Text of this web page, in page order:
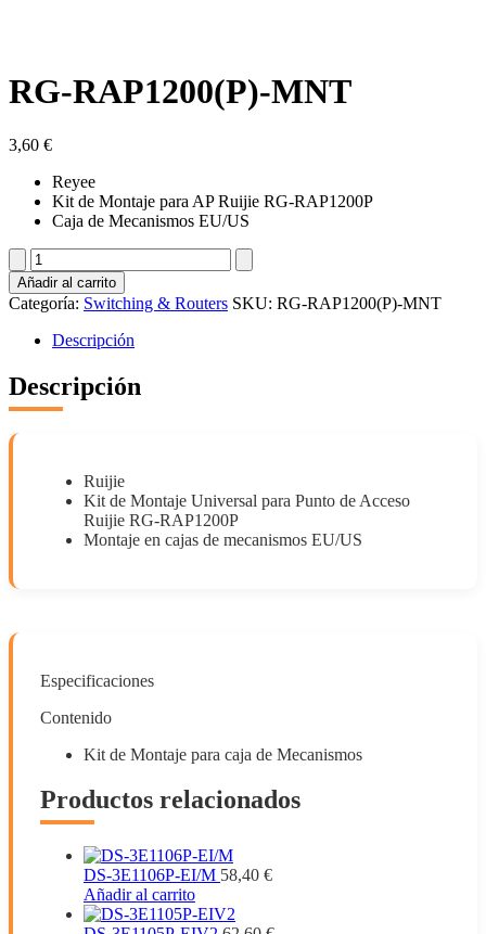
RG-RAP1200(P)-MNT
3,60 €
Reyee
Kit de Montaje para AP Ruijie RG-RAP1200P
Caja de Mecanismos EU/US
RG-
RAP1200(P)-
MNT
cantidad
Añadir al carrito
Categoría: Switching & Routers SKU: RG-RAP1200(P)-MNT
Descripción
Descripción
Ruijie
Kit de Montaje Universal para Punto de Acceso
Ruijie RG-RAP1200P
Montaje en cajas de mecanismos EU/US
Especificaciones
Contenido
Kit de Montaje para caja de Mecanismos
Productos relacionados
DS-3E1106P-EI/M 58,40 €
Añadir al carrito